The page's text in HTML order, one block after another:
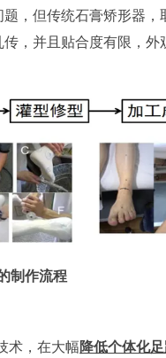
，但传统石膏矫形器，
，并且贴合度有限，外
制作流程
术，在大幅降低个体化